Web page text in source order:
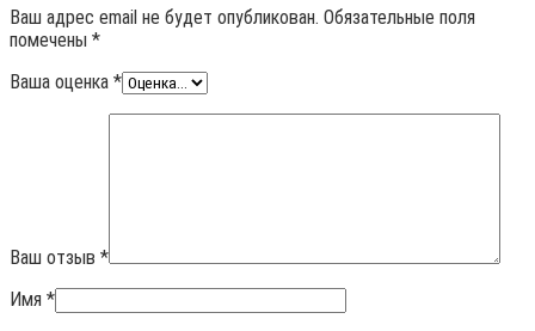
Ваш адрес email не будет опубликован. Обязательные поля
помечены *
Ваша оценка *
Ваш отзыв *
Имя *